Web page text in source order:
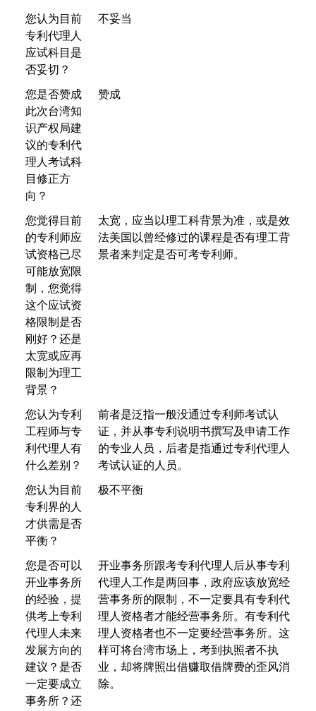
您认为目前
专利代理人
应试科目是
否妥切？
不妥当
您是否赞成
此次台湾知
识产权局建
议的专利代
理人考试科
目修正方
向？
赞成
您觉得目前
的专利师应
试资格已尽
可能放宽限
制，您觉得
这个应试资
格限制是否
刚好？还是
太宽或应再
限制为理工
背景？
太宽，应当以理工科背景为准，或是效
法美国以曾经修过的课程是否有理工背
景者来判定是否可考专利师。
您认为专利
工程师与专
利代理人有
什么差别？
前者是泛指一般没通过专利师考试认
证，并从事专利说明书撰写及申请工作
的专业人员，后者是指通过专利代理人
考试认证的人员。
您认为目前
专利界的人
才供需是否
平衡？
极不平衡
您是否可以
开业事务所
的经验，提
供考上专利
代理人未来
发展方向的
建议？是否
一定要成立
事务所？还
开业事务所跟考专利代理人后从事专利
代理人工作是两回事，政府应该放宽经
营事务所的限制，不一定要具有专利代
理人资格者才能经营事务所。有专利代
理人资格者也不一定要经营事务所。这
样可将台湾市场上，考到执照者不执
业，却将牌照出借赚取借牌费的歪风消
除。